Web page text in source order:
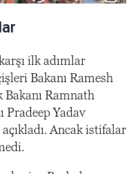
ilk adımlar
Bakanı Ramesh
Bakanı Ramnath
Pradeep Yadav
Ancak istifalar